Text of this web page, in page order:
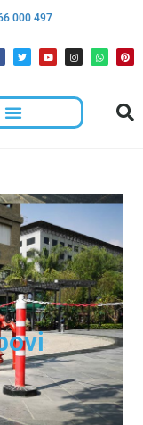
000 497